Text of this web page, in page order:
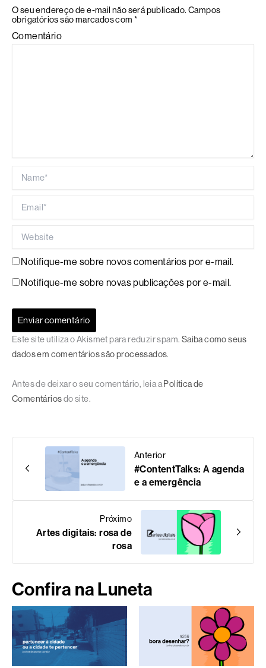
O seu endereço de e-mail não será publicado. Campos
obrigatórios são marcados com *
Comentário
Notifique-me sobre novos comentários por e-mail.
Notifique-me sobre novas publicações por e-mail.
Este site utiliza o Akismet para reduzir spam. Saiba como seus
dados em comentários são processados.
Antes de deixar o seu comentário, leia a Política de
Comentáriosdo site.
Anterior
#ContentTalks: A agenda
e a emergência
Próximo
Artes digitais: rosa de
rosa
Confira na Luneta